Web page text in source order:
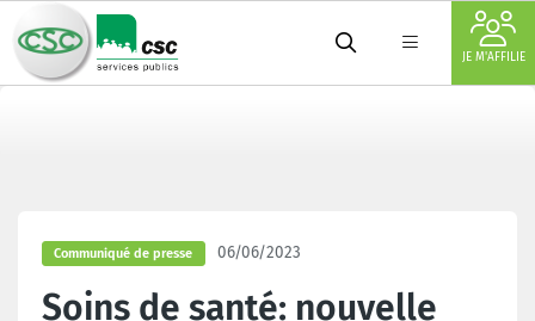
JE M'AFFILIE
Communiqué de presse 06/06/2023
Soins de santé: nouvelle